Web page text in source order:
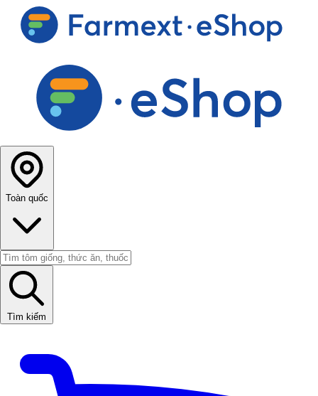
Toàn quốc
Tìm kiếm